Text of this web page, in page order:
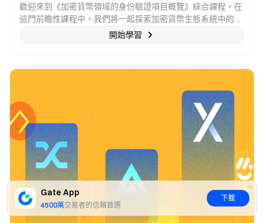
Gate App
4500萬交易者的信賴首選
下載
歡迎來到《加密貨幣領域的身份驗證項目概覽》綜合課程。在
這門前瞻性課程中，我們將一起探索加密貨幣生態系統中的身
份代幣。當今世界，隨着區塊鏈技術和去中心化應用的普及，
變革身份驗證、隱私保護和信任建設的潛力。與我們一起開啓
開始學習